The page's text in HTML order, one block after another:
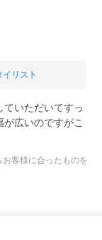
イリスト
ていただいてすっ
広いのですがこ
客様に合ったものを